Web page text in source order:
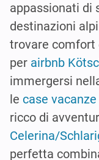
appassionati di
destinazioni
trovare comfort
per airbnb
immergersi
le case
ricco di
Celerina/
perfetta